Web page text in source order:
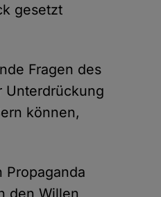
gesetzt
Fragen des
Unterdrückung
können,
den Willen